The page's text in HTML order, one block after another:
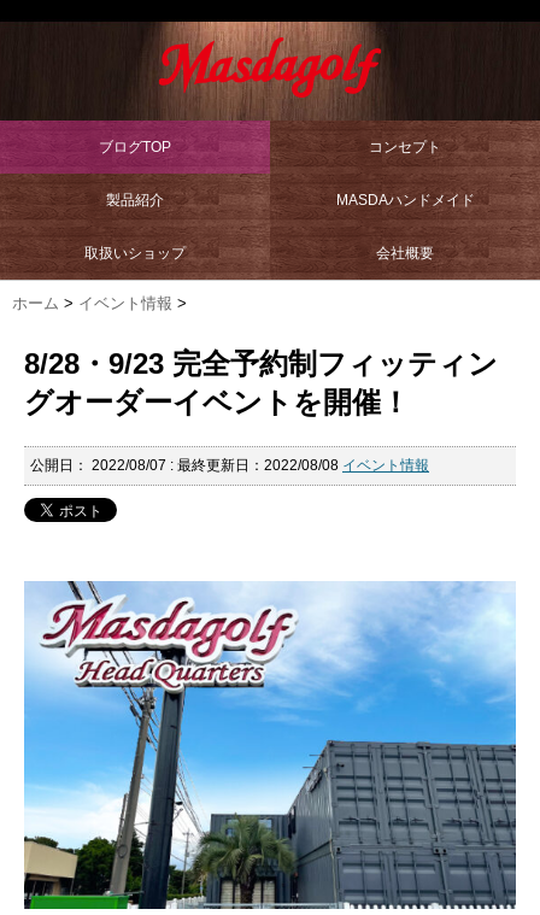
ブログTOP コンセプト
製品紹介 MASDAハンドメイド
取扱いショップ 会社概要
ホーム > イベント情報 >
8/28・9/23 完全予約制フィッティン
グオーダーイベントを開催！
公開日： 2022/08/07 : 最終更新日：2022/08/08 イベント情報